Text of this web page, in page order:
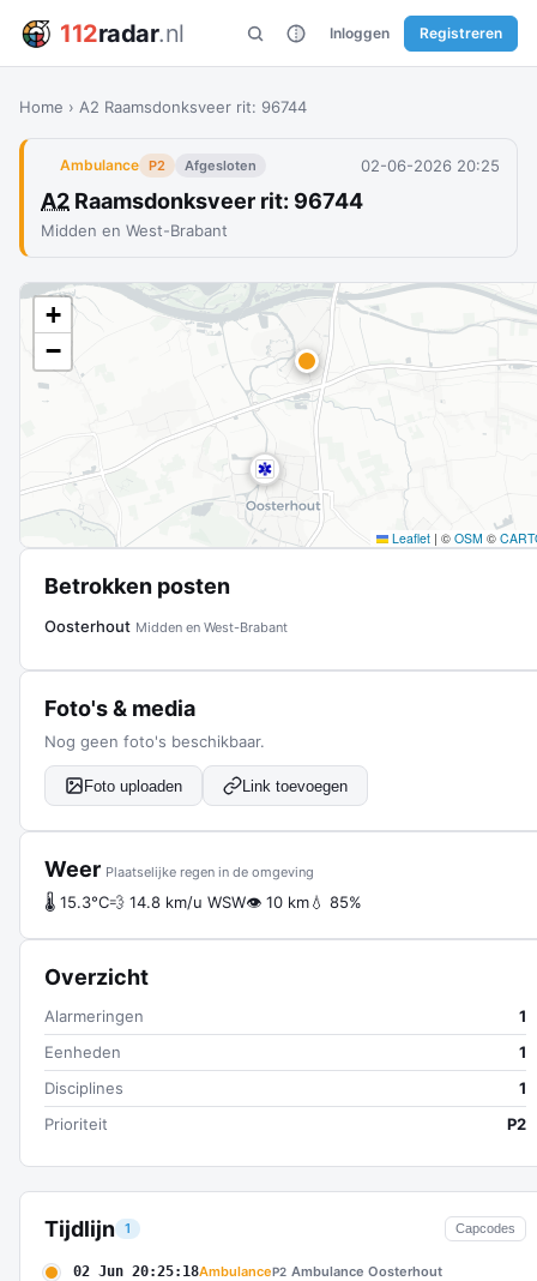
112radar.nl Inloggen Registreren
Home › A2 Raamsdonksveer rit: 96744
Ambulance P2 Afgesloten 02-06-2026 20:25
A2 Raamsdonksveer rit: 96744
Midden en West-Brabant
Tijdlijn 1 Capcodes
02 Jun 20:25:18AmbulanceP2 Ambulance Oosterhout
+
−
Leaflet | © OSM ©
Betrokken posten
Oosterhout Midden en West-Brabant
Foto's & media
Nog geen foto's beschikbaar.
Foto uploaden Link toevoegen
Weer Plaatselijke regen in de omgeving
🌡 15.3°C💨 14.8 km/u WSW👁 10 km💧 85%
Overzicht
Alarmeringen
1
Eenheden
1
Disciplines
1
Prioriteit
P2